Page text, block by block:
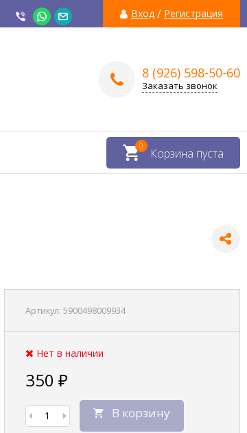
Вход / Регистрация
8 (926) 598-50-60
Заказать звонок
Корзина пуста
0
Артикул: 5900498009934
Нет в наличии
350 ₽
В корзину